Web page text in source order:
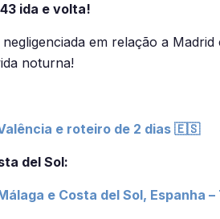
ida e volta!
em relação a
noturna!
e roteiro de 2 dias 🇪🇸
del Sol:
e Costa del Sol,